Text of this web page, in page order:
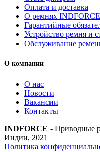
Оплата и доставка
О ремнях INDFORCE
Гарантийные
Устройство ремня и
Обслуживание
О компании
О нас
Новости
Вакансии
Контакты
INDFORCE - Приводные
Индии, 2021
Политика